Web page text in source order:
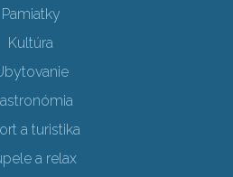
Pamiatky
Kultúra
a turistika
a relax